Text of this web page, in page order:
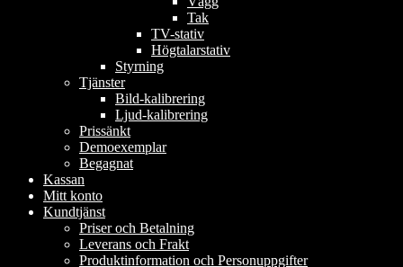
Tak
TV-stativ
Högtalarstativ
Styrning
Tjänster
Bild-kalibrering
Ljud-kalibrering
Prissänkt
Demoexemplar
Begagnat
Kassan
Mitt konto
Kundtjänst
Priser och Betalning
Leverans och Frakt
Produktinformation och Personuppgifter